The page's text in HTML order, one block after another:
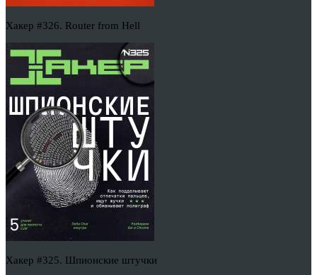
Хакер #326. Router from Hell
Хакер #325. Шпионские штучки